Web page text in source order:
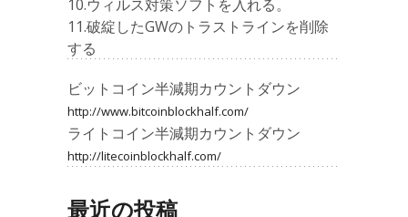
10.ウィルス対策ソフトを入れる。
11.破綻したGWのトラストラインを削除
する
ビットコイン半減期カウントダウン
http://www.bitcoinblockhalf.com/
ライトコイン半減期カウントダウン
http://litecoinblockhalf.com/
最近の投稿